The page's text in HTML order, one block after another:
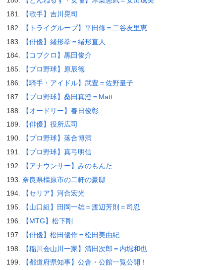
【歌手】吉川晃司
【トライグループ】平田修＝二谷友里恵
【俳優】緒形拳＝緒形直人
【コブクロ】黒田俊介
【プロ野球】原辰徳
【騎手・アイドル】武豊＝佐野量子
【プロ野球】桑田真澄＝Matt
【オードリー】春日俊彰
【俳優】役所広司
【プロ野球】落合博満
【プロ野球】真弓明信
【アナウンサー】みのもんた
奈良県橿原市の二軒の豪邸
【セリア】河合宏光
【山口組】田岡一雄＝渡辺芳則＝司忍
【MTG】松下剛
【俳優】松田優作＝松田美由紀
【稲川会山川一家】清田次郎＝内堀和也
【都道府県知事】公舎・公館一覧公開！